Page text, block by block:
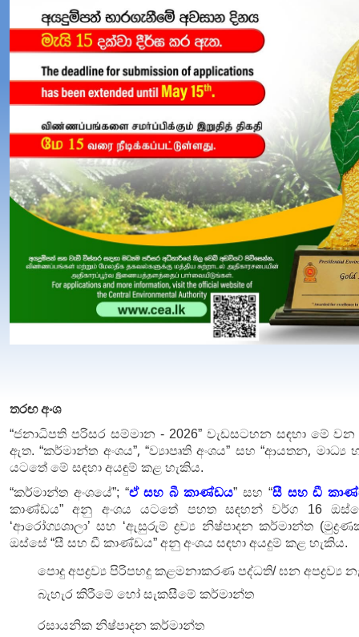
තරඟ අංශ
“ජනාධිපති පරිසර සම්මාන - 2026” වැඩසටහන සඳහා මේ
ඇත. “කර්මාන්ත අංශය”,“ව්‍යාපෘති අංශය” සහ “ආයතන, මාධ්‍ය
යටතේ මේ සඳහා අයඳුම් කළ හැකිය.
“කර්මාන්ත අංශයේ”; “ඒ සහ බී කාණ්ඩය” සහ “සී සහ ඩී
කාණ්ඩය” අනු අංශය යටතේ පහත සඳහන් වර්ග 16
‘ආරෝග්‍යශාලා’ සහ ‘ඇසුරුම්ද්‍රව්‍ය නිෂ්පාදනකර්මාන්ත (මුද්‍රණ
ඔස්සේ “සී සහ ඩී කාණ්ඩය” අනු අංශය සඳහා අයදුම් කළ හැකිය.
පොදු අපද්‍රව්‍ය පිරිපහදු කළමනාකරණ පද්ධති/ඝන අපද්‍රව්‍ය
බැහැර කිරීමේ හෝ සැකසීමේ කර්මාන්ත
රසායනික නිෂ්පාදන කර්මාන්ත